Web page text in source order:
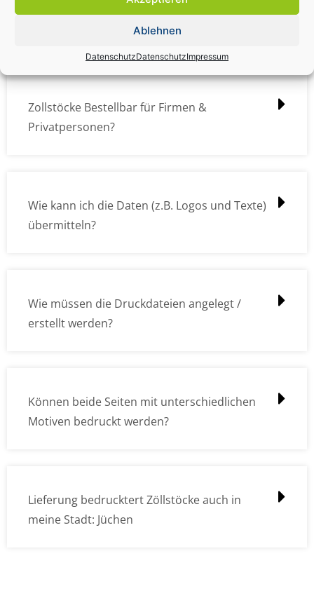
Ablehnen
DatenschutzDatenschutzImpressum
Zollstock Druckdatencheck / Profidatencheck
Zollstöcke Bestellbar für Firmen &
Privatpersonen?
Wie kann ich die Daten (z.B. Logos und Texte)
übermitteln?
Wie müssen die Druckdateien angelegt /
erstellt werden?
Können beide Seiten mit unterschiedlichen
Motiven bedruckt werden?
Lieferung bedrucktert Zöllstöcke auch in
meine Stadt: Jüchen